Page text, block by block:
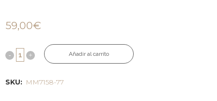
59,00€
Añadir al carrito
SKU: MM7158-77